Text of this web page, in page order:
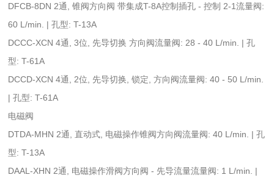
DFCB-8DN 2通, 锥阀方向阀 带集成T-8A控制插孔 - 控制 2-1流量阀:
60 L/min. | 孔型: T-13A
DCCC-XCN 4通, 3位, 先导切换 方向阀流量阀: 28 - 40 L/min. | 孔
型: T-61A
DCCD-XCN 4通, 2位, 先导切换, 锁定, 方向阀流量阀: 40 - 50 L/min.
| 孔型: T-61A
电磁阀
DTDA-MHN 2通, 直动式, 电磁操作锥阀方向阀流量阀: 40 L/min. | 孔
型: T-13A
DAAL-XHN 2通, 电磁操作滑阀方向阀 - 先导流量流量阀: 1 L/min. |